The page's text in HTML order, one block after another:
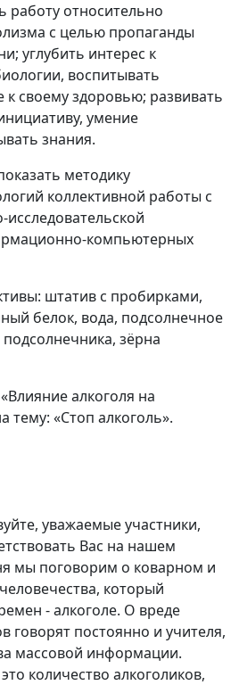
работу относительно
с целью пропаганды
углубить интерес к
воспитывать
своему здоровью; развивать
умение
знания.
методику
коллективной работы с
компьютерных
штатив с пробирками,
белок, вода, подсолнечное
зёрна
алкоголя на
тему: «Стоп алкоголь».
уважаемые участники,
Вас на нашем
мы поговорим о коварном и
который
- алкоголе. О вреде
говорят постоянно и учителя,
массовой информации.
количество алкоголиков,